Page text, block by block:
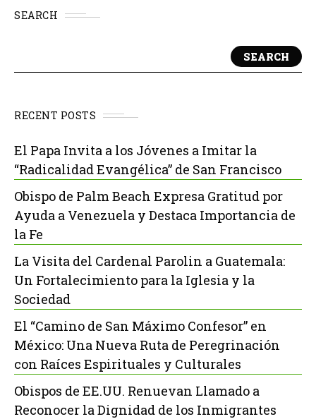
SEARCH
SEARCH
RECENT POSTS
El Papa Invita a los Jóvenes a Imitar la
“Radicalidad Evangélica” de San Francisco
Obispo de Palm Beach Expresa Gratitud por
Ayuda a Venezuela y Destaca Importancia de
la Fe
La Visita del Cardenal Parolin a Guatemala:
Un Fortalecimiento para la Iglesia y la
Sociedad
El “Camino de San Máximo Confesor” en
México: Una Nueva Ruta de Peregrinación
con Raíces Espirituales y Culturales
Obispos de EE.UU. Renuevan Llamado a
Reconocer la Dignidad de los Inmigrantes